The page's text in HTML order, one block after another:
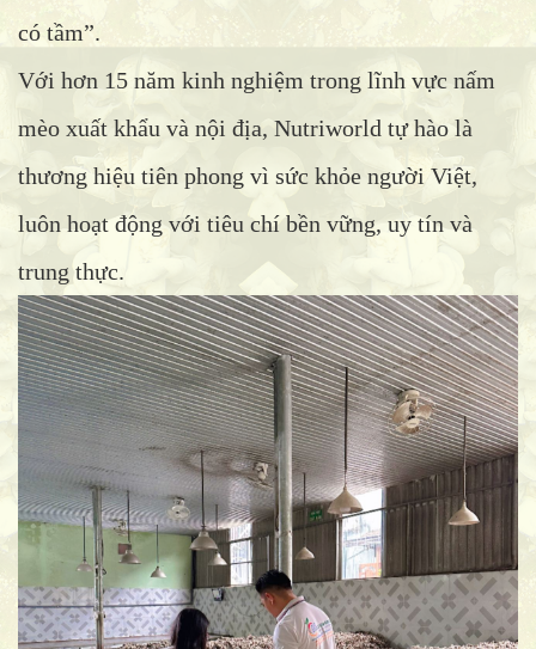
có tầm”.
Với hơn 15 năm kinh nghiệm trong lĩnh vực nấm
mèo xuất khẩu và nội địa, Nutriworld tự hào là
thương hiệu tiên phong vì sức khỏe người Việt,
luôn hoạt động với tiêu chí bền vững, uy tín và
trung thực.